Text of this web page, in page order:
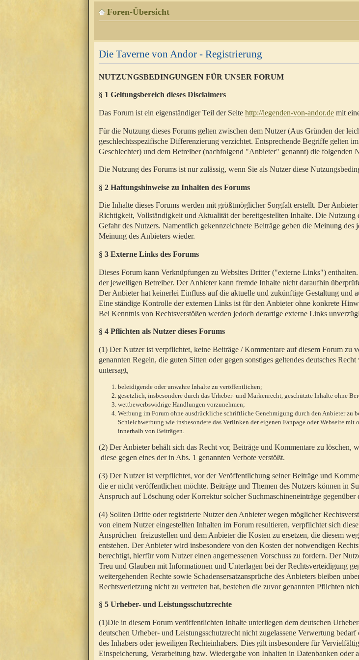
Foren-Übersicht
Die Taverne von Andor - Registrierung
NUTZUNGSBEDINGUNGEN FÜR UNSER FORUM
§ 1 Geltungsbereich dieses Disclaimers
Das Forum ist ein eigenständiger Teil der Seite http://legenden-von-andor.de mit
Für die Nutzung dieses Forums gelten zwischen dem Nutzer (Aus Gründen der
geschlechtsspezifische Differenzierung verzichtet. Entsprechende Begriffe gelten
Geschlechter) und dem Betreiber (nachfolgend "Anbieter" genannt) die folgenden
Die Nutzung des Forums ist nur zulässig, wenn Sie als Nutzer diese
§ 2 Haftungshinweise zu Inhalten des Forums
Die Inhalte dieses Forums werden mit größtmöglicher Sorgfalt erstellt. Der
Richtigkeit, Vollständigkeit und Aktualität der bereitgestellten Inhalte. Die Nutzung
Gefahr des Nutzers. Namentlich gekennzeichnete Beiträge geben die Meinung
Meinung des Anbieters wieder.
§ 3 Externe Links des Forums
Dieses Forum kann Verknüpfungen zu Websites Dritter ("externe Links")
der jeweiligen Betreiber. Der Anbieter kann fremde Inhalte nicht daraufhin
Der Anbieter hat keinerlei Einfluss auf die aktuelle und zukünftige Gestaltung und
Eine ständige Kontrolle der externen Links ist für den Anbieter ohne konkrete
Bei Kenntnis von Rechtsverstößen werden jedoch derartige externe Links
§ 4 Pflichten als Nutzer dieses Forums
(1) Der Nutzer ist verpflichtet, keine Beiträge / Kommentare auf diesem Forum zu
genannten Regeln, die guten Sitten oder gegen sonstiges geltendes deutsches
untersagt,
beleidigende oder unwahre Inhalte zu veröffentlichen;
gesetzlich, insbesondere durch das Urheber- und Markenrecht, geschützte Inhalte ohne
wettbewerbswidrige Handlungen vorzunehmen;
Werbung im Forum ohne ausdrückliche schriftliche Genehmigung durch den Anbieter zu
Schleichwerbung wie insbesondere das Verlinken der eigenen Fanpage oder Webseite
innerhalb von Beiträgen.
(2) Der Anbieter behält sich das Recht vor, Beiträge und Kommentare zu löschen,
diese gegen eines der in Abs. 1 genannten Verbote verstößt.
(3) Der Nutzer ist verpflichtet, vor der Veröffentlichung seiner Beiträge und
die er nicht veröffentlichen möchte. Beiträge und Themen des Nutzers können in
Anspruch auf Löschung oder Korrektur solcher Suchmaschineneinträge gegenüber
(4) Sollten Dritte oder registrierte Nutzer den Anbieter wegen möglicher
von einem Nutzer eingestellten Inhalten im Forum resultieren, verpflichtet sich
Ansprüchen freizustellen und dem Anbieter die Kosten zu ersetzen, die diesem
entstehen. Der Anbieter wird insbesondere von den Kosten der notwendigen
berechtigt, hierfür vom Nutzer einen angemessenen Vorschuss zu fordern. Der
Treu und Glauben mit Informationen und Unterlagen bei der Rechtsverteidigung
weitergehenden Rechte sowie Schadensersatzansprüche des Anbieters bleiben
Rechtsverletzung nicht zu vertreten hat, bestehen die zuvor genannten Pflichten
§ 5 Urheber- und Leistungsschutzrechte
(1)Die in diesem Forum veröffentlichten Inhalte unterliegen dem deutschen
deutschen Urheber- und Leistungsschutzrecht nicht zugelassene Verwertung
des Inhabers oder jeweiligen Rechteinhabers. Dies gilt insbesondere für
Einspeicherung, Verarbeitung bzw. Wiedergabe von Inhalten in Datenbanken oder